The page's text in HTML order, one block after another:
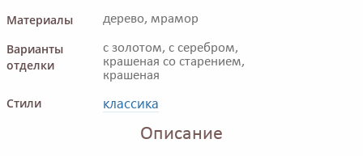
Материалы дерево, мрамор
Варианты
отделки
с золотом, с серебром,
крашеная со старением,
крашеная
Стили классика
Описание